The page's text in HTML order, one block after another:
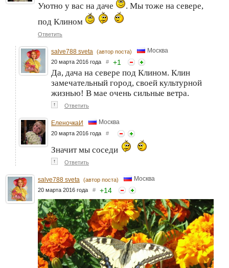
Уютно у вас на даче
. Мы тоже на севере,
под Клином
Ответить
salve788 sveta (автор поста) Москва
20 марта 2016 года # +1
Да, дача на севере под Клином. Клин
замечательный город, своей культурной
жизнью! В мае очень сильные ветра.
↑ Ответить
ЕленочкаИ Москва
20 марта 2016 года #
Значит мы соседи
↑ Ответить
salve788 sveta (автор поста) Москва
20 марта 2016 года # +14